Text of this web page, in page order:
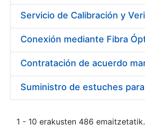
1 - 10 erakusten 486 emaitzetatik.